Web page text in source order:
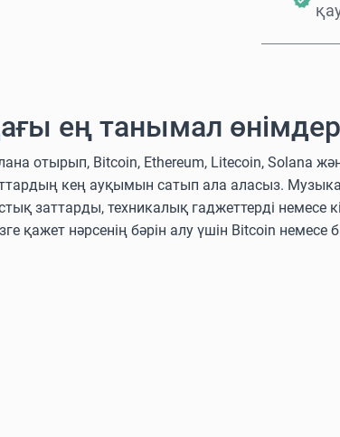
ең танымал өнімдер
отырып, Bitcoin, Ethereum, Litecoin, Solana
кең ауқымын сатып ала аласыз.
заттарды, техникалық гаджеттерді немесе
қажет нәрсенің бәрін алу үшін Bitcoin немесе